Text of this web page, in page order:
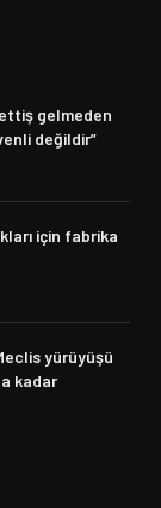
gelmeden
değildir”
için fabrika
yürüyüşü
kadar